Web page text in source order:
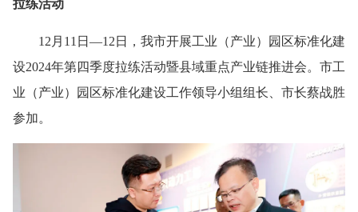
拉练活动
12月11日—12日，我市开展工业（产业）园区标准化建
设2024年第四季度拉练活动暨县域重点产业链推进会。市工
业（产业）园区标准化建设工作领导小组组长、市长蔡战胜
参加。